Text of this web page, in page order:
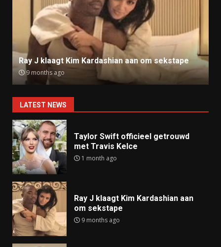
Ray J klaagt Kim Kardashian aan om sekstape
9 months ago
LATEST NEWS
Taylor Swift officieel getrouwd
met Travis Kelce
1 month ago
Ray J klaagt Kim Kardashian aan
om sekstape
9 months ago